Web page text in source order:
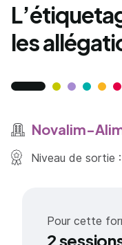
les
Novalim-
Niveau de sortie
Pour cette
2